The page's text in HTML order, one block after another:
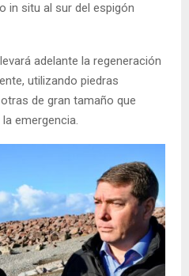
in situ al sur del espigón
adelante la regeneración
utilizando piedras
de gran tamaño que
emergencia.